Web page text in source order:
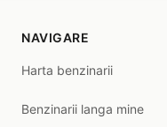
NAVIGARE
Harta benzinarii
Benzinarii langa mine